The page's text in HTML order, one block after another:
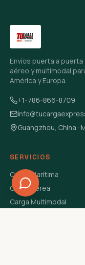
Envíos puerta a
aéreo y multimodal
América y Europa.
+1-786-866-8709
Guangzhou, China ·
SERVICIOS
Carga Marítima
Carga Aérea
Carga Multimodal